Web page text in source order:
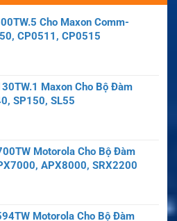
Cho Maxon Comm-
CP0511, CP0515
Maxon Cho Bộ Đàm
SP150, SL55
Motorola Cho Bộ Đàm
APX8000, SRX2200
Motorola Cho Bộ Đàm